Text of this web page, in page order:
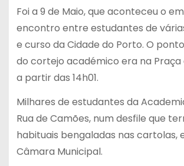
Foi a 9 de Maio, que aconteceu o
encontro entre estudantes de
e curso da Cidade do Porto. O
do cortejo académico era na Praça
a partir das 14h01.
Milhares de estudantes da
Rua de Camões, num desfile que
habituais bengaladas nas cartolas,
Câmara Municipal.